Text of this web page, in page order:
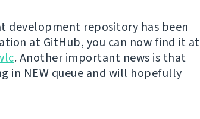
development repository has been
at GitHub, you can now find it at
. Another important news is that
in NEW queue and will hopefully